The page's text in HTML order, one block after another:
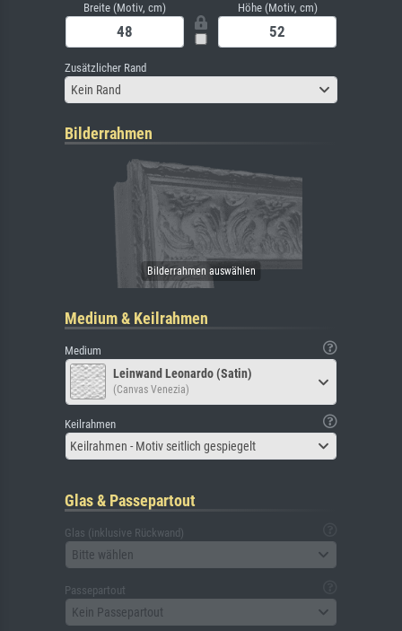
Breite (Motiv, cm) Höhe (Motiv, cm)
Zusätzlicher Rand
Kein Rand
Bilderrahmen
Medium & Keilrahmen
Medium
Leinwand Leonardo (Satin)
(Canvas Venezia)
Keilrahmen
Keilrahmen - Motiv seitlich gespiegelt
Glas & Passepartout
Glas (inklusive Rückwand)
Bitte wählen
Passepartout
Kein Passepartout